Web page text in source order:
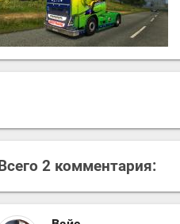
Всего 2 комментария: